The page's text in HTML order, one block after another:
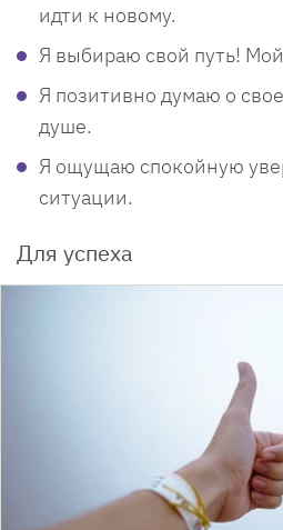
идти к новому.
Я выбираю свой путь!
Я позитивно думаю о
душе.
Я ощущаю спокойную
ситуации.
Для успеха